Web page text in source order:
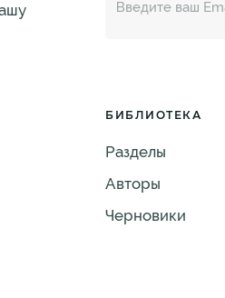
БИБЛИОТЕКА
Разделы
Авторы
Черновики